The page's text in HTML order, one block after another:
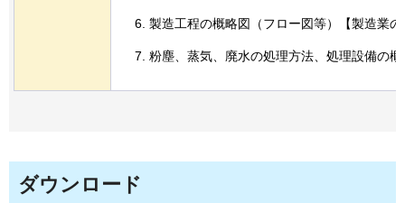
製造工程の概略図（フロー図等）【製造業の
粉塵、蒸気、廃水の処理方法、処理設備の
ダウンロード